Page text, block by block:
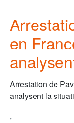
en
Arrestation de
analysent la